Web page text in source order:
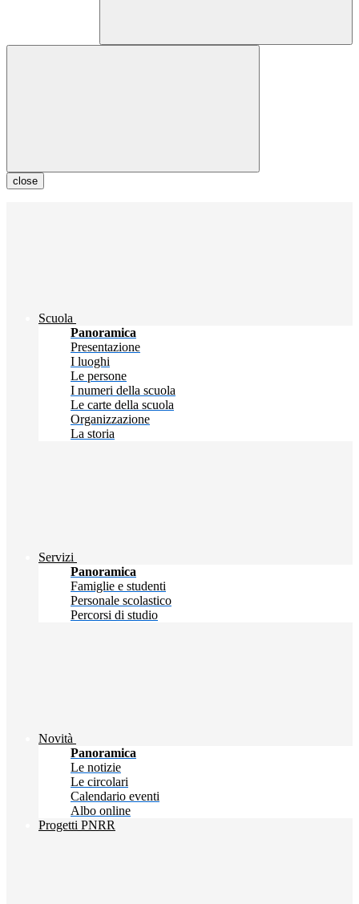
close
Scuola
Panoramica
Presentazione
I luoghi
Le persone
I numeri della scuola
Le carte della scuola
Organizzazione
La storia
Servizi
Panoramica
Famiglie e studenti
Personale scolastico
Percorsi di studio
Novità
Panoramica
Le notizie
Le circolari
Calendario eventi
Albo online
Progetti PNRR